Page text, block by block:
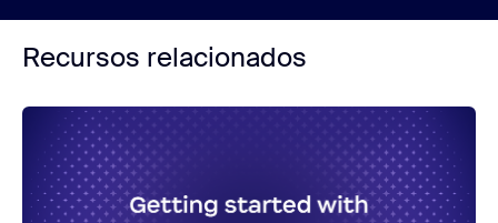
Recursos relacionados